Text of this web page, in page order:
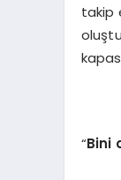
takip
“Bini